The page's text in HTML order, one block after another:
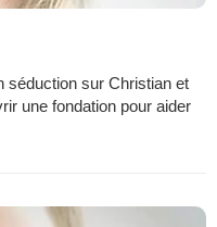
séduction sur Christian et
une fondation pour aider